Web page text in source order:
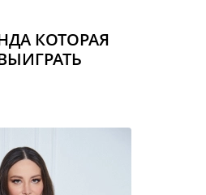
КОТОРАЯ